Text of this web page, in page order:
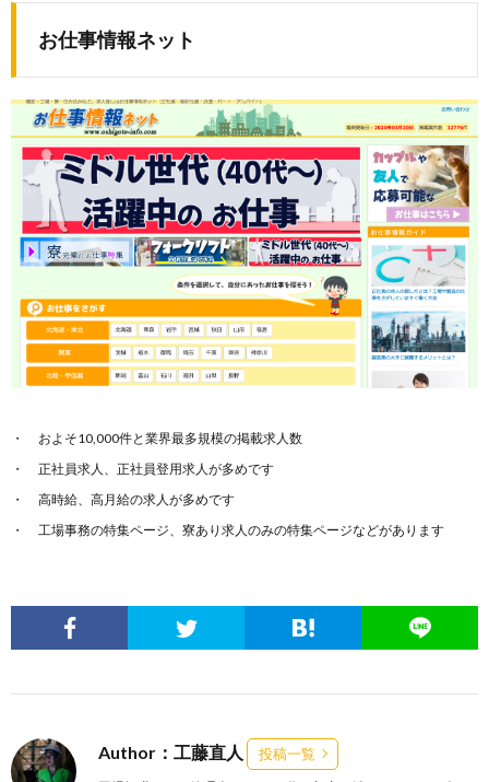
お仕事情報ネット
およそ10,000件と業界最多規模の掲載求人数
正社員求人、正社員登用求人が多めです
高時給、高月給の求人が多めです
工場事務の特集ページ、寮あり求人のみの特集ページなどがあります
Author：工藤直人 投稿一覧